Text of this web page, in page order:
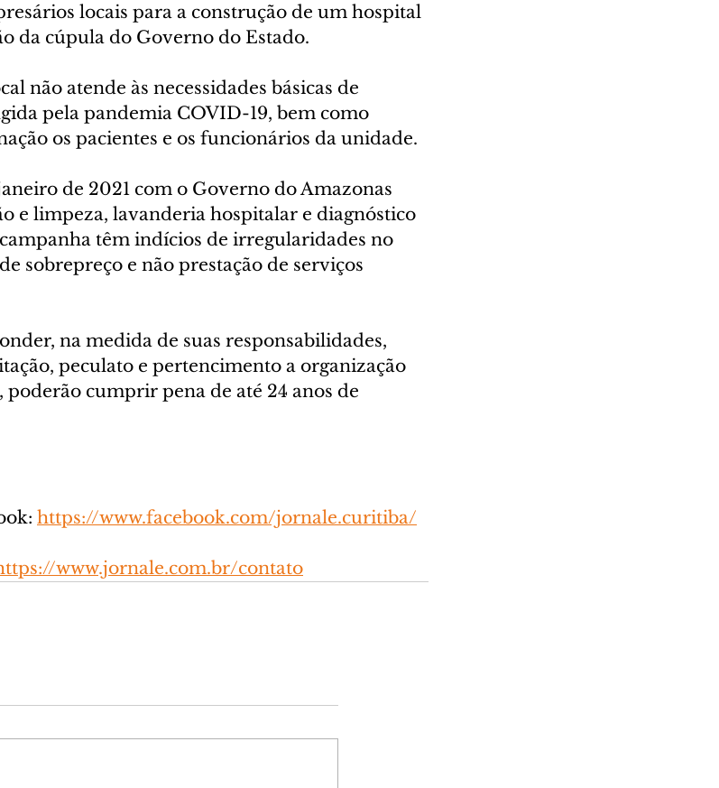
locais para a construção de um hospital
da cúpula do Governo do Estado.
não atende às necessidades básicas de
pela pandemia COVID-19, bem como
os pacientes e os funcionários da unidade.
de 2021 com o Governo do Amazonas
e limpeza, lavanderia hospitalar e diagnóstico
têm indícios de irregularidades no
sobrepreço e não prestação de serviços
na medida de suas responsabilidades,
peculato e pertencimento a organização
poderão cumprir pena de até 24 anos de
https://www.facebook.com/jornale.curitiba/
www.jornale.com.br/contato